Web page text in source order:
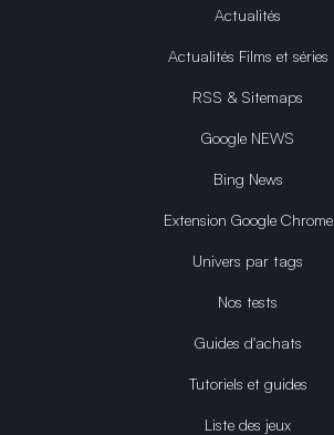
Actualités
Actualités Films et séries
RSS & Sitemaps
Google NEWS
Bing News
Extension Google Chrome
Univers par tags
Nos tests
Guides d'achats
Tutoriels et guides
Liste des jeux